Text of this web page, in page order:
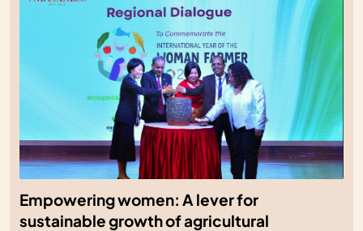
Empowering women: A lever for
sustainable growth of agricultural